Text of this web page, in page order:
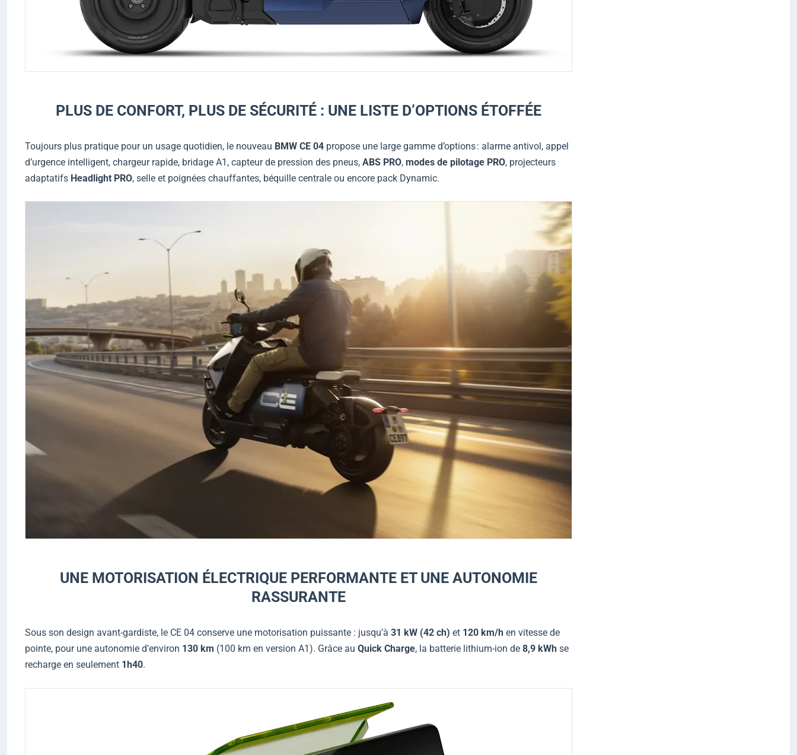
PLUS DE CONFORT, PLUS DE SÉCURITÉ : UNE LISTE D’OPTIONS ÉTOFFÉE
Toujours plus pratique pour un usage quotidien, le nouveau BMW CE 04 propose une large gamme d’options : alarme antivol, appel
d’urgence intelligent, chargeur rapide, bridage A1, capteur de pression des pneus, ABS PRO, modes de pilotage PRO, projecteurs
adaptatifs Headlight PRO, selle et poignées chauffantes, béquille centrale ou encore pack Dynamic.
UNE MOTORISATION ÉLECTRIQUE PERFORMANTE ET UNE AUTONOMIE
RASSURANTE
Sous son design avant-gardiste, le CE 04 conserve une motorisation puissante : jusqu’à 31 kW (42 ch) et 120 km/h en vitesse de
pointe, pour une autonomie d’environ 130 km (100 km en version A1). Grâce au Quick Charge, la batterie lithium-ion de 8,9 kWh se
recharge en seulement 1h40.